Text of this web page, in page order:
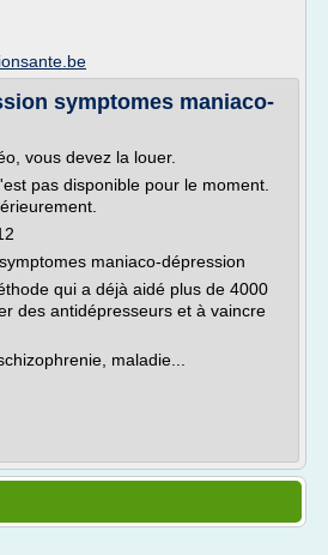
symptomes maniaco-
vous devez la louer.
pas disponible pour le moment.
maniaco-dépression
qui a déjà aidé plus de 4000
des antidépresseurs et à vaincre
maladie...